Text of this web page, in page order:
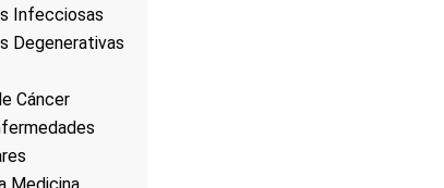
Infecciosas
Degenerativas
Cáncer